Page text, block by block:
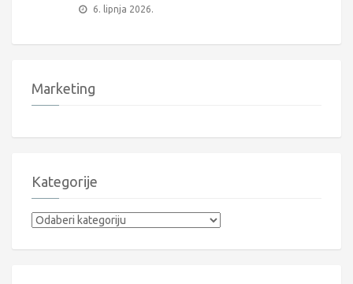
6. lipnja 2026.
Marketing
Kategorije
Kategorije